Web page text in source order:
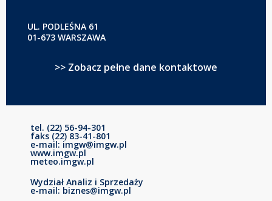
UL. PODLEŚNA 61
01-673 WARSZAWA
>> Zobacz pełne dane kontaktowe
tel. (22) 56-94-301
faks (22) 83-41-801
e-mail: imgw@imgw.pl
www.imgw.pl
meteo.imgw.pl
Wydział Analiz i Sprzedaży
e-mail: biznes@imgw.pl